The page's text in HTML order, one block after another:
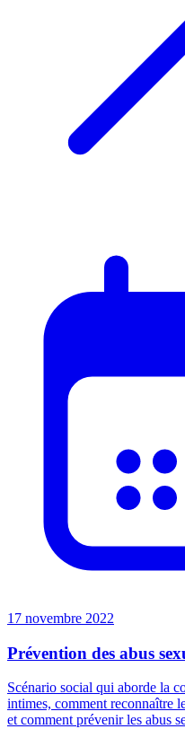
17 novembre 2022
Prévention des abus
Scénario social qui aborde la
intimes, comment reconnaître
et comment prévenir les abus